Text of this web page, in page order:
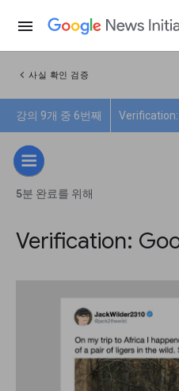
menu
chevron_left 사실 확인 검증
강의 9개 중 6번째 Verification:
5분 완료를 위해
Verification: